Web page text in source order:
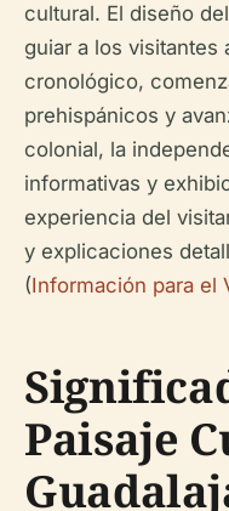
cultural. El diseño
guiar a los visitantes
cronológico,
prehispánicos y
colonial, la
informativas y
experiencia del
y explicaciones
(Información para el
Paisaje